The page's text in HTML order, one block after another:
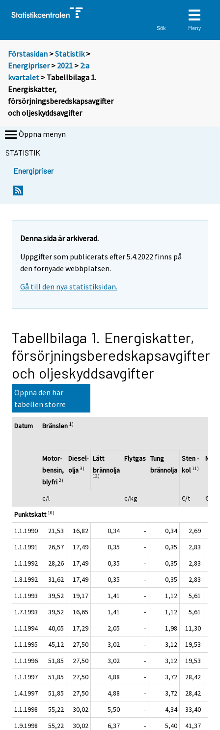
Sök Meny
Förstasidan >Statistik >
Energipriser> 2021 > 2:a
kvartalet > Tabellbilaga 1.
Energiskatter,
försörjningsberedskapsavgifter
och oljeskyddsavgifter
Öppna menyn
STATISTIK
Energipriser
Denna sida är arkiverad.
Uppgifter som publicerats efter 5.4.2022 finns på
den förnyade webbplatsen.
Gå till den nya statistiksidan.
Tabellbilaga 1. Energiskatter,
försörjningsberedskapsavgifter
och oljeskyddsavgifter
Öppna den här
tabellen större
Datum Bränslen 1)
Motor-
bensin,
blyfri 2)
Diesel-
olja 3)
Lätt
brännolja
12)
Flytgas Tung
brännolja
Sten-
kol 11)
c/l c/kg €/t
€/
Punktskatt 10)
1.1.1990 21,53 16,82 0,34 - 0,34 2,69
1.1.1991
26,57 17,49 0,35 - 0,35 2,83
1.1.1992
28,26 17,49 0,35 - 0,35 2,83
1.8.1992
31,62 17,49 0,35 - 0,35 2,83
1.1.1993
39,52 19,17 1,41 - 1,12 5,61
1.7.1993
39,52 16,65 1,41 - 1,12 5,61
1.1.1994
40,05 17,29 2,05 - 1,98 11,30
1.1.1995
45,12 27,50 3,02 - 3,12 19,53
1.1.1996
51,85 27,50 3,02 - 3,12 19,53
1.1.1997
51,85 27,50 4,88 - 3,72 28,42
1.4.1997
51,85 27,50 4,88 - 3,72 28,42
1.1.1998
55,22 30,02 5,50 - 4,34 33,40
1.9.1998
55,22 30,02 6,37 - 5,40 41,37